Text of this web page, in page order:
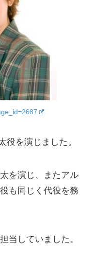
役を演じました。
を演じ、またアル
も同じく代役を務
当していました。